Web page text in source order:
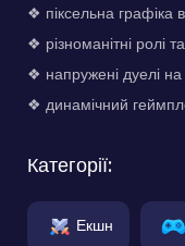
❖ піксельна графіка
❖ різноманітні ролі
❖ напружені дуелі
❖ динамічний
Категорії:
Екшн